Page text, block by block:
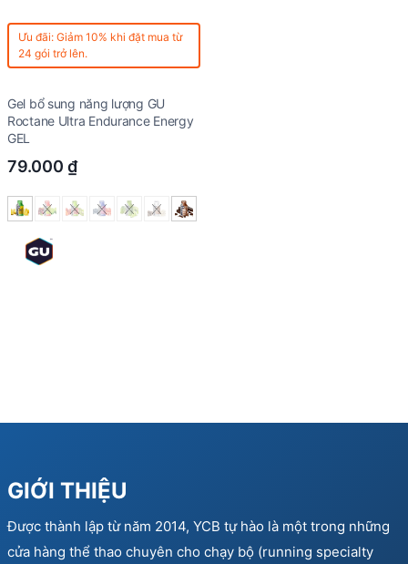
Ưu đãi: Giảm 10% khi đặt mua từ
24 gói trở lên.
Gel bổ sung năng lượng GU
Roctane Ultra Endurance Energy
GEL
79.000 ₫
GIỚI THIỆU
Được thành lập từ năm 2014, YCB tự hào là một trong những
cửa hàng thể thao chuyên cho chạy bộ (running specialty